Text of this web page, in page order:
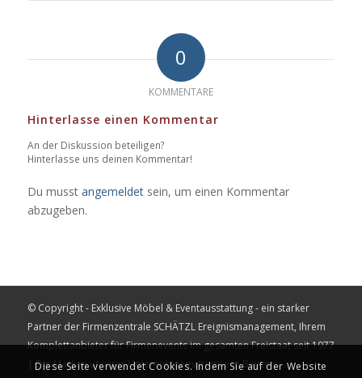
0
KOMMENTARE
Hinterlasse einen Kommentar
An der Diskussion beteiligen?
Hinterlasse uns deinen Kommentar!
Du musst angemeldetsein, um einen Kommentar
abzugeben.
© Copyright - Exklusive Möbel & Eventausstattung - ein starker
Partner der Firmenzentrale SCHÄTZL Ereignismanagement, Ihrem
Komplettanbieter für Firmenevents im gesamten Freistaat seit 1977
| Die Marken unserer Unternehmensgruppe in Bayern:
Diese Seite verwendet Cookies. Indem Sie auf der Website